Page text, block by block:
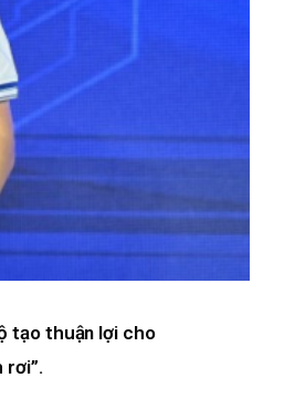
tạo thuận lợi cho
rơi”.